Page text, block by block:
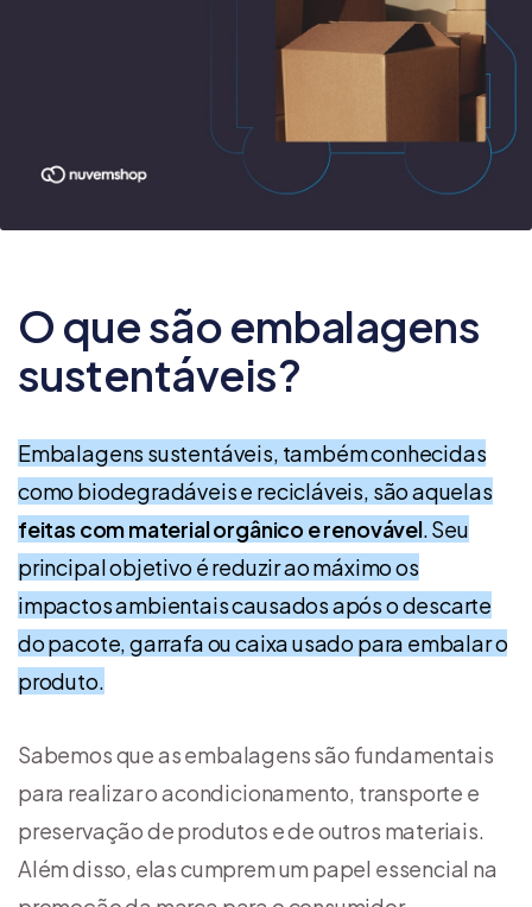
O que são embalagens
sustentáveis?
Embalagens sustentáveis, também conhecidas
como biodegradáveis e recicláveis, são aquelas
feitas com material orgânico e renovável. Seu
principal objetivo é reduzir ao máximo os
impactos ambientais causados após o descarte
do pacote, garrafa ou caixa usado para embalar o
produto.
Sabemos que as embalagens são fundamentais
para realizar o acondicionamento, transporte e
preservação de produtos e de outros materiais.
Além disso, elas cumprem um papel essencial na